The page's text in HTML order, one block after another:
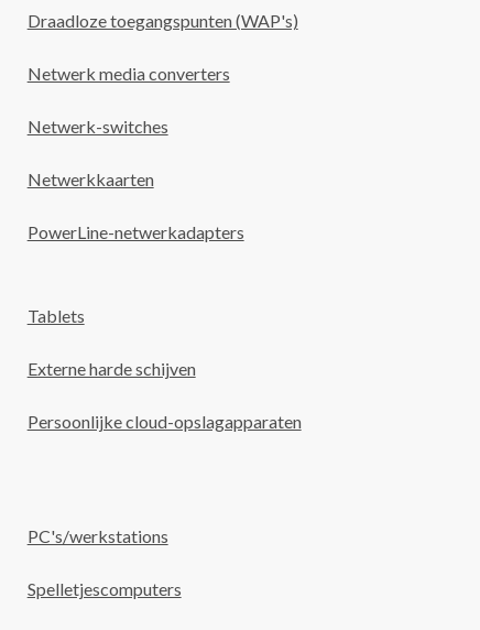
Draadloze toegangspunten (WAP's)
Netwerk media converters
Netwerk-switches
Netwerkkaarten
PowerLine-netwerkadapters
Tablets
Externe harde schijven
Persoonlijke cloud-opslagapparaten
PC's/werkstations
Spelletjescomputers